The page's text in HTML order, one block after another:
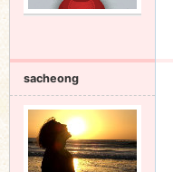
sacheong